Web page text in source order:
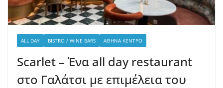
ALL DAY BISTRO / WINE BARS ΑΘΉΝΑ ΚΈΝΤΡΟ
Scarlet – Ένα all day restaurant
στο Γαλάτσι με επιμέλεια του